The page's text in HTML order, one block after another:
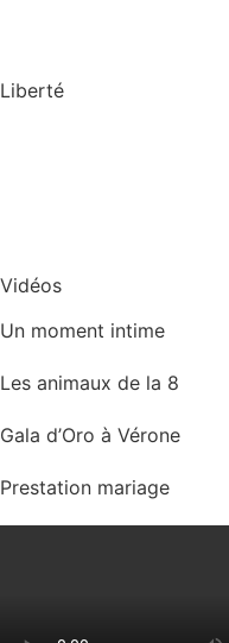
Liberté
Vidéos
Un moment intime
Les animaux de la 8
Gala d’Oro à Vérone
Prestation mariage